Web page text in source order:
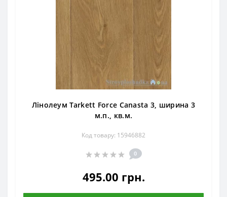
Лінолеум Tarkett Force Canasta 3, ширина 3
м.п., кв.м.
Код товару: 15946882
0
495.00 грн.